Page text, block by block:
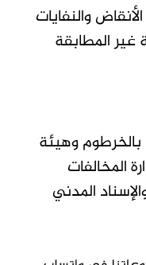
والنفايات
غير المطابقة
بالخرطوم وهيئة
المخالفات
المدني